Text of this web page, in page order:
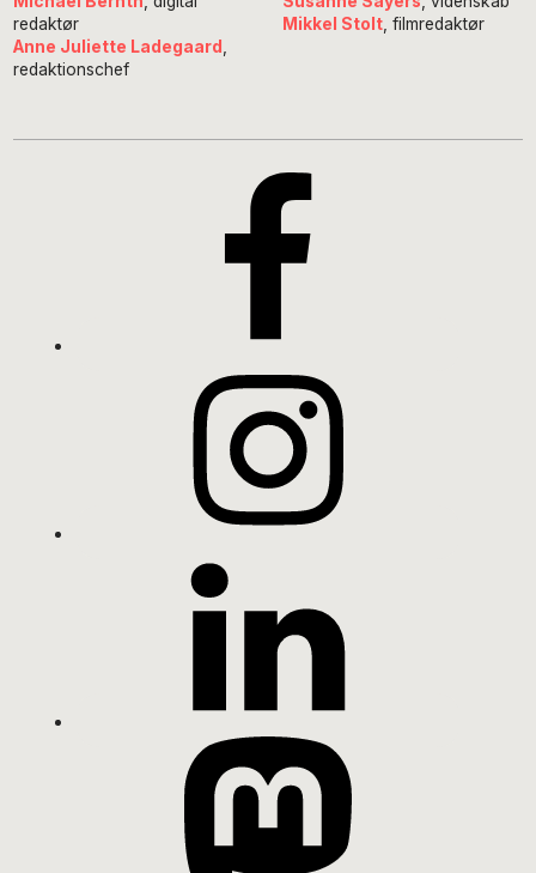
redaktør
Anne Juliette Ladegaard ,
redaktionschef
Mikkel Stolt, filmredaktør